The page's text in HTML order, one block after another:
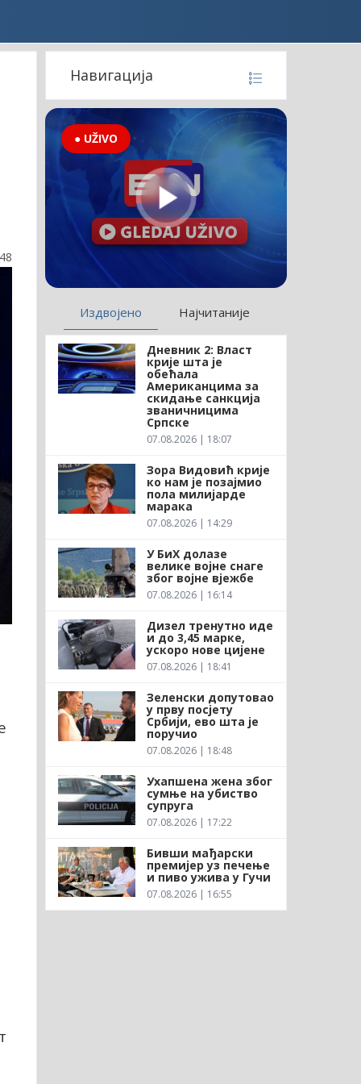
Навигација
● UŽIVO
Издвојено Најчитаније
Дневник 2: Власт
крије шта је
обећала
Американцима за
скидање санкција
званичницима
Српске
07.08.2026 | 18:07
Зора Видовић крије
ко нам је позајмио
пола милијарде
марака
07.08.2026 | 14:29
У БиХ долазе
велике војне снаге
због војне вјежбе
07.08.2026 | 16:14
Дизел тренутно иде
и до 3,45 марке,
ускоро нове цијене
07.08.2026 | 18:41
Зеленски допутовао
у прву посјету
Србији, ево шта је
поручио
07.08.2026 | 18:48
Ухапшена жена због
сумње на убиство
супруга
07.08.2026 | 17:22
Бивши мађарски
премијер уз печење
и пиво ужива у Гучи
07.08.2026 | 16:55